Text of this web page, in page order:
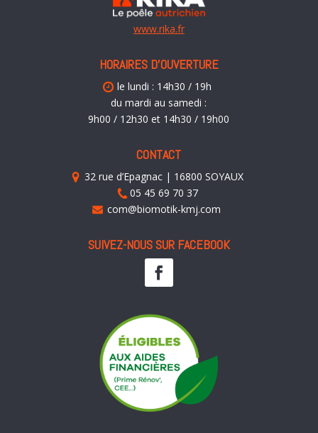
www.rika.fr
HORAIRES D’OUVERTURE
le lundi : 14h30 / 19h
du mardi au samedi :
9h00 / 12h30 et 14h30 / 19h00
CONTACT
32 rue d’Epagnac | 16800 SOYAUX
05 45 69 70 37
com@biomotik-kmj.com
SUIVEZ-NOUS SUR FACEBOOK